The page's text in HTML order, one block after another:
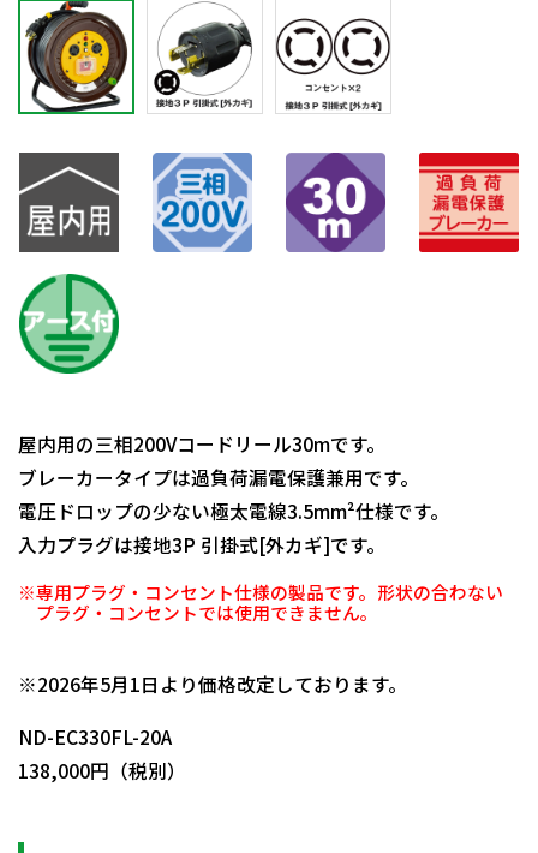
屋内用の三相200Vコードリール30mです。
ブレーカータイプは過負荷漏電保護兼用です。
電圧ドロップの少ない極太電線3.5mm²仕様です。
入力プラグは接地3P 引掛式[外カギ]です。
※専用プラグ・コンセント仕様の製品です。形状の合わない
プラグ・コンセントでは使用できません。
※2026年5月1日より価格改定しております。
ND-EC330FL-20A
138,000円（税別）